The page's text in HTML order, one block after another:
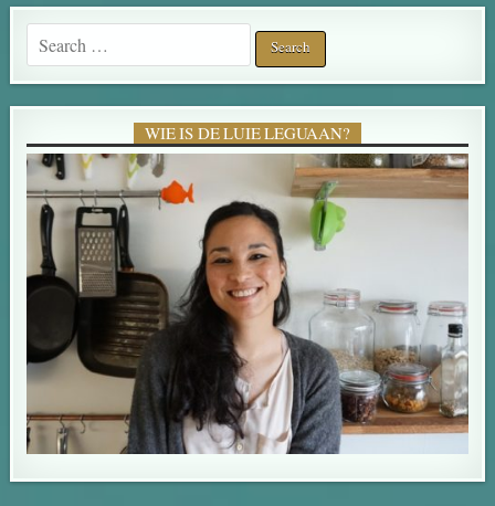
Search for:
WIE IS DE LUIE LEGUAAN?